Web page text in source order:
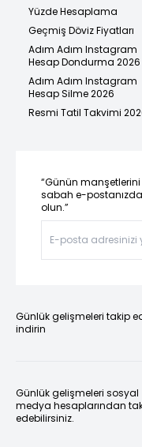
Yüzde Hesaplama
Geçmiş Döviz Fiyatları
Adım Adım Instagram
Hesap Dondurma 2026
Adım Adım Instagram
Hesap Silme 2026
Resmi Tatil Takvimi
“Günün
sabah e-
olun.”
Günlük gelişmeleri takip
indirin
Günlük gelişmeleri sosyal
medya hesaplarından
edebilirsiniz.